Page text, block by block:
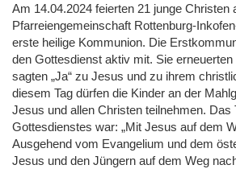
Am 14.04.2024 feierten 21 junge Christen
Pfarreiengemeinschaft Rottenburg-
erste heilige Kommunion. Die
den Gottesdienst aktiv mit. Sie
sagten „Ja“ zu Jesus und zu ihrem
diesem Tag dürfen die Kinder an der
Jesus und allen Christen teilnehmen. Das
Gottesdienstes war: „Mit Jesus auf dem
Ausgehend vom Evangelium und dem
Jesus und den Jüngern auf dem Weg